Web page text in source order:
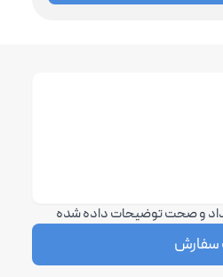
و صحت توضیحات داده شده
سفارش